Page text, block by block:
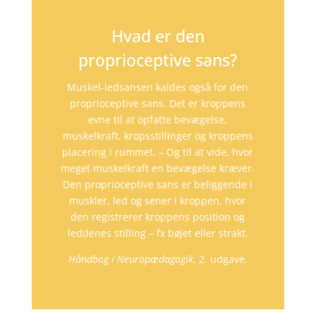
Hvad er den
proprioceptive sans?
Muskel-ledsansen kaldes også for den
proprioceptive sans. Det er kroppens
evne til at opfatte bevægelse,
muskelkraft, kropsstillinger og kroppens
placering i rummet. – Og til at vide, hvor
meget muskelkraft en bevægelse kræver.
Den proprioceptive sans er beliggende i
muskler, led og sener i kroppen, hvor
den registrerer kroppens position og
leddenes stilling – fx bøjet eller strakt.
Håndbog i Neuropædagogik, 2. udgave.